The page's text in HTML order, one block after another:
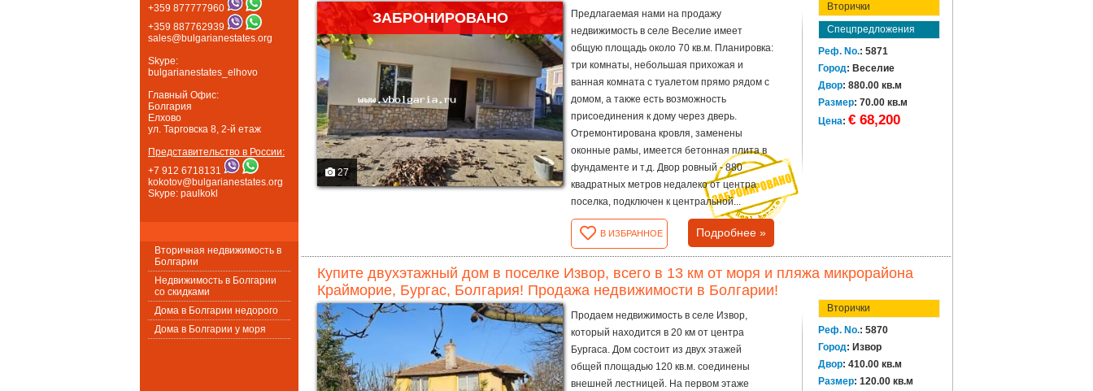
+359 877777960
+359 887762939
sales@bulgarianestates.org
Skype:
bulgarianestates_elhovo
Главный Офис:
Болгария
Елхово
ул. Тарговска 8, 2-й етаж
Представительство в России:
+7 912 6718131
kokotov@bulgarianestates.org
Skype: paulkokl
Вторичная недвижимость в
Болгарии
Недвижимость в Болгарии
со скидками
Дома в Болгарии недорого
Дома в Болгарии у моря
ЗАБРОНИРОВАНО
27
Предлагаемая нами на продажу
недвижимость в селе Веселие имеет
общую площадь около 70 кв.м. Планировка:
три комнаты, небольшая прихожая и
ванная комната с туалетом прямо рядом с
домом, а также есть возможность
присоединения к дому через дверь.
Отремонтирована кровля, заменены
оконные рамы, имеется бетонная плита в
фундаменте и т.д. Двор ровный - 880
квадратных метров недалеко от центра
поселка, подключен к центральной...
В ИЗБРАННОЕ Подробнее »
Вторички
Спецпредложения
Реф. No.: 5871
Город: Веселие
Двор: 880.00 кв.м
Размер: 70.00 кв.м
Цена: € 68,200
Купите двухэтажный дом в поселке Извор, всего в 13 км от моря и пляжа микрорайона
Крайморие, Бургас, Болгария! Продажа недвижимости в Болгарии!
Продаем недвижимость в селе Извор,
который находится в 20 км от центра
Бургаса. Дом состоит из двух этажей
общей площадью 120 кв.м. соединены
внешней лестницей. На первом этаже
Вторички
Реф. No.: 5870
Город: Извор
Двор: 410.00 кв.м
Размер: 120.00 кв.м